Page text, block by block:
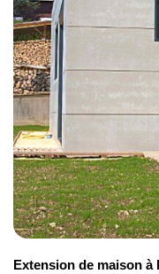
Extension de maison à